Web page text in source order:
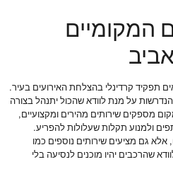
המקומיים
תפקיד קרדינלי בהצלחת האירועים בעיר.
הנדרשות על מנת לוודא שהכול יתנהל בצורה
מספקים שירותים מהירים ומקצועיים,
ולמנוע תקלות שעלולות להפריע.
גם מציעים שירותים נוספים כמו
שהרכבים יהיו מוכנים לנסיעה בלי